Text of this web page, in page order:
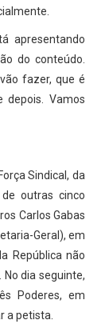
apresentando
do conteúdo.
fazer, que é
depois. Vamos
Sindical, da
outras cinco
Carlos Gabas
Geral), em
República não
dia seguinte,
Poderes, em
a petista.